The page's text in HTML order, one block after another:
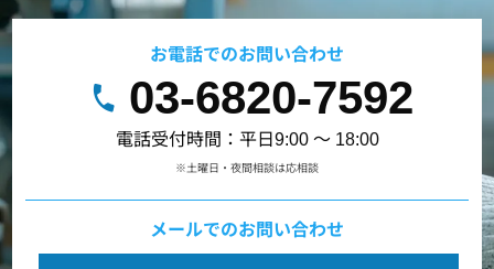
お電話でのお問い合わせ
03-6820-7592
電話受付時間：平日9:00 ～ 18:00
※土曜日・夜間相談は応相談
メールでのお問い合わせ